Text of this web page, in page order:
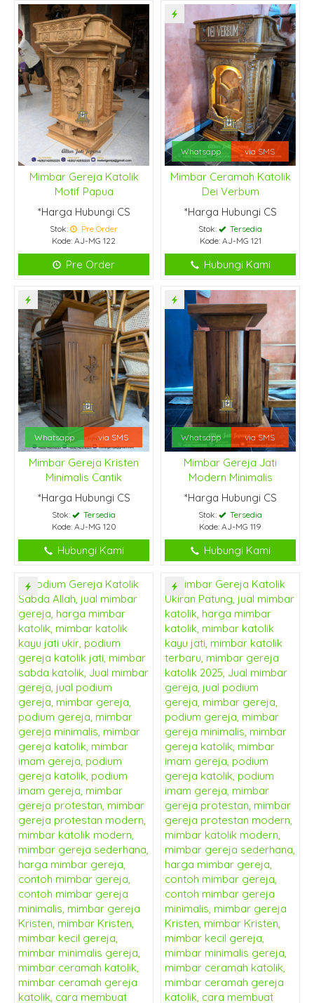
Mimbar Gereja Katolik
Motif Papua
*Harga Hubungi CS
Stok:
Pre Order
Kode: AJ-MG 122
Pre Order
Whatsapp via SMS
Mimbar Ceramah Katolik
Dei Verbum
*Harga Hubungi CS
Stok:
Tersedia
Kode: AJ-MG 121
Hubungi Kami
Whatsapp via SMS
Mimbar Gereja Kristen
Minimalis Cantik
*Harga Hubungi CS
Stok:
Tersedia
Kode: AJ-MG 120
Hubungi Kami
Whatsapp via SMS
Mimbar Gereja Jati
Modern Minimalis
*Harga Hubungi CS
Stok:
Tersedia
Kode: AJ-MG 119
Hubungi Kami